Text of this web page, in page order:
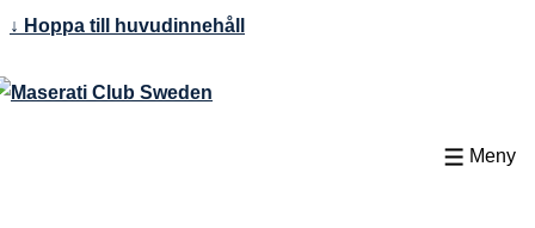
↓ Hoppa till huvudinnehåll
Meny